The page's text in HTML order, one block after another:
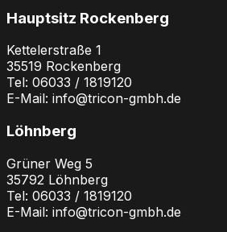
Hauptsitz Rockenberg
Kettelerstraße 1
35519 Rockenberg
Tel: 06033 / 1819120
E-Mail: info@tricon-gmbh.de
Löhnberg
Grüner Weg 5
35792 Löhnberg
Tel: 06033 / 1819120
E-Mail: info@tricon-gmbh.de